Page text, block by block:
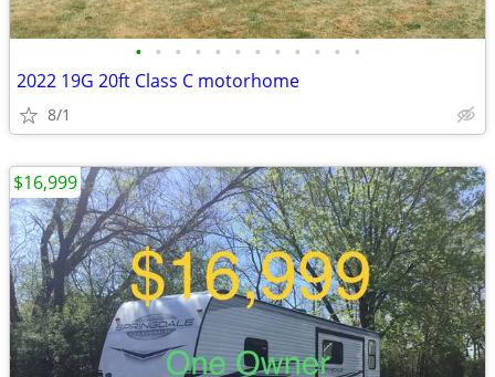
• • • • • • • • • • • •
2022 19G 20ft Class C motorhome
8/1
$16,999